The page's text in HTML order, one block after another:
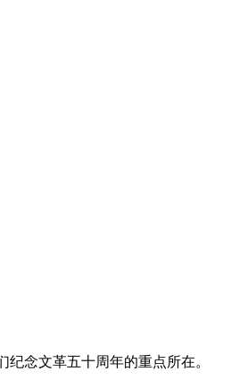
念文革五十周年的重点所在。